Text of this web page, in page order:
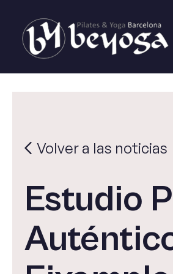
contenido
Volver a las noticias
Estudio